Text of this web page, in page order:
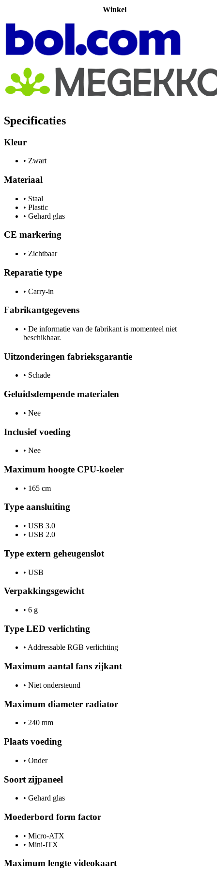
Winkel
Specificaties
Kleur
• Zwart
Materiaal
• Staal
• Plastic
• Gehard glas
CE markering
• Zichtbaar
Reparatie type
• Carry-in
Fabrikantgegevens
• De informatie van de fabrikant is momenteel niet
beschikbaar.
Uitzonderingen fabrieksgarantie
• Schade
Geluidsdempende materialen
• Nee
Inclusief voeding
• Nee
Maximum hoogte CPU-koeler
• 165 cm
Type aansluiting
• USB 3.0
• USB 2.0
Type extern geheugenslot
• USB
Verpakkingsgewicht
• 6 g
Type LED verlichting
• Addressable RGB verlichting
Maximum aantal fans zijkant
• Niet ondersteund
Maximum diameter radiator
• 240 mm
Plaats voeding
• Onder
Soort zijpaneel
• Gehard glas
Moederbord form factor
• Micro-ATX
• Mini-ITX
Maximum lengte videokaart